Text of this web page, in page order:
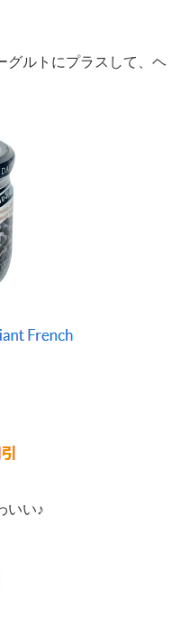
グルトにプラスして、ヘ
いい♪